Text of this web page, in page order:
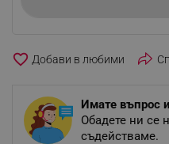
favorite_border
Имате въпрос
Обадете ни се
съдействаме.